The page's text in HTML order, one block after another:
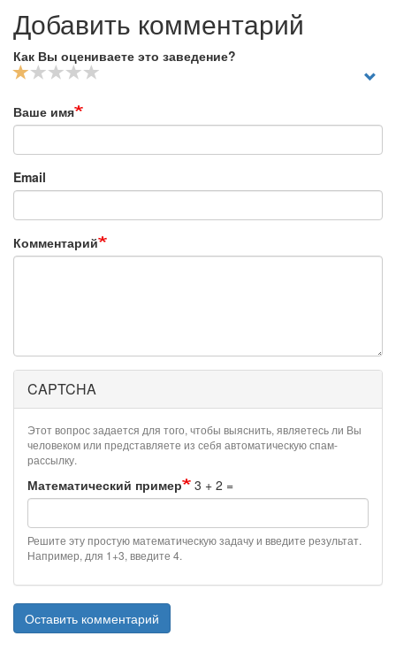
Добавить комментарий
Как Вы оцениваете это заведение?
Ваше имя
Email
Комментарий
CAPTCHA
Этот вопрос задается для того, чтобы выяснить, являетесь ли Вы
человеком или представляете из себя автоматическую спам-
рассылку.
Математический пример 3 + 2 =
Решите эту простую математическую задачу и введите результат.
Например, для 1+3, введите 4.
Оставить комментарий